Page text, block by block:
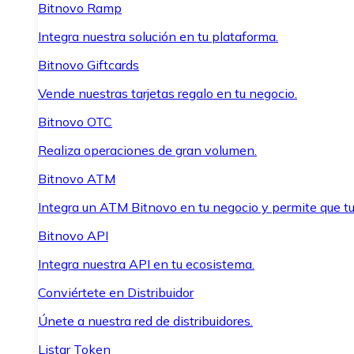
Bitnovo Ramp
Integra nuestra solución en tu plataforma.
Bitnovo Giftcards
Vende nuestras tarjetas regalo en tu negocio.
Bitnovo OTC
Realiza operaciones de gran volumen.
Bitnovo ATM
Integra un ATM Bitnovo en tu negocio y permite que
Bitnovo API
Integra nuestra API en tu ecosistema.
Conviértete en Distribuidor
Únete a nuestra red de distribuidores.
Listar Token